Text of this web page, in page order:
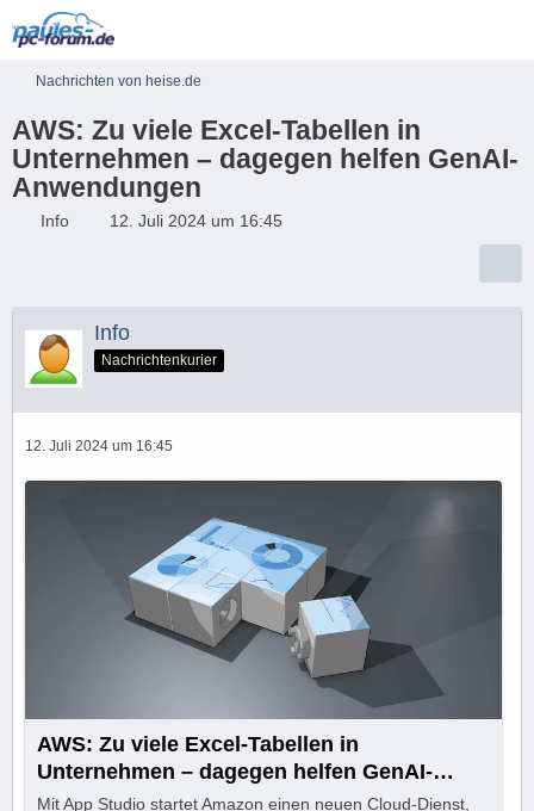
Nachrichten von heise.de
AWS: Zu viele Excel-Tabellen in
Unternehmen – dagegen helfen GenAI-
Anwendungen
Info 12. Juli 2024 um 16:45
Info
Nachrichtenkurier
12. Juli 2024 um 16:45
AWS: Zu viele Excel-Tabellen in
Unternehmen – dagegen helfen GenAI-
Anwendungen
Mit App Studio startet Amazon einen neuen Cloud-Dienst,